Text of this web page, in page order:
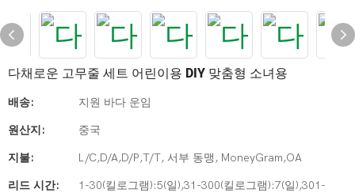
다채로운 고무줄 세트 어린이용 DIY 맞춤형 소녀용
배송: 지원 바다 운임
원산지: 중국
지불: L/C,D/A,D/P,T/T, 서부 동맹, MoneyGram,OA
리드 시간:
1-30(킬로그램):5(일),31-300(킬로그램):7(일),301-